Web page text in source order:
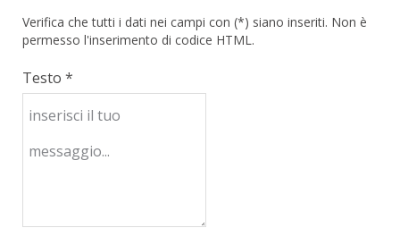
Verifica che tutti i dati nei campi con (*) siano inseriti. Non è
permesso l'inserimento di codice HTML.
Testo *